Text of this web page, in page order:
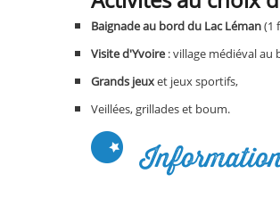
Baignade au bord du Lac Léman(1
Visite d'Yvoire: village
Grands jeuxet jeux sportifs,
Veillées, grillades et boum.